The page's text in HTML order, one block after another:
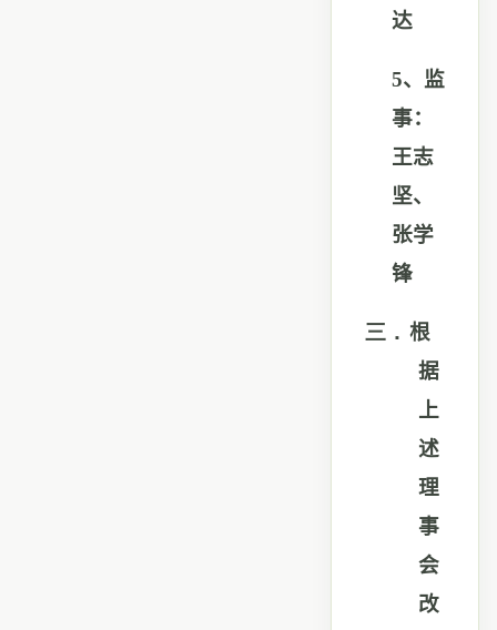
达
5、监
事：
王志
坚、
张学
锋
三． 根
据
上
述
理
事
会
改